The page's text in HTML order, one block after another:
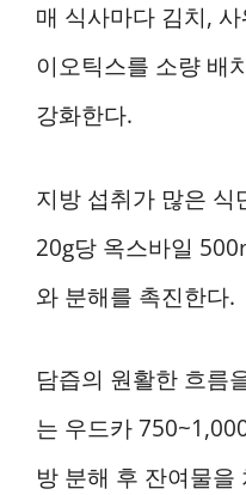
매 식사마다 김치,
이오틱스를 소량 배
강화한다.
지방 섭취가 많은 식
20g당 옥스바일
와 분해를 촉진한다.
담즙의 원활한 흐름
는 우드카
방 분해 후 잔여물